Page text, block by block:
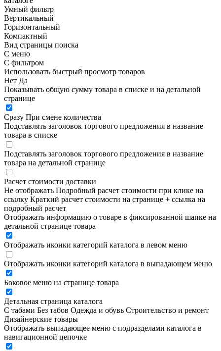
Умный фильтр
Вертикальный
Горизонтальный
Компактный
Вид страницы поиска
С меню
С фильтром
Использовать быстрый просмотр товаров
Нет Да
Показывать общую сумму товара в списке и на детальной
странице
Сразу При смене количества
Подставлять заголовок торгового предложения в название
товара в списке
Подставлять заголовок торгового предложения в название
товара на детальной странице
Расчет стоимости доставки
Не отображать Подробный расчет стоимости при клике на
ссылку Краткий расчет стоимости на странице + ссылка на
подробный расчет
Отображать информацию о товаре в фиксированной шапке на
детальной странице товара
Отображать иконки категорий каталога в левом меню
Отображать иконки категорий каталога в выпадающем меню
Боковое меню на странице товара
Детальная страница каталога
С табами Без табов Одежда и обувь Строительство и ремонт
Дизайнерские товары
Отображать выпадающее меню с подразделами каталога в
навигационной цепочке